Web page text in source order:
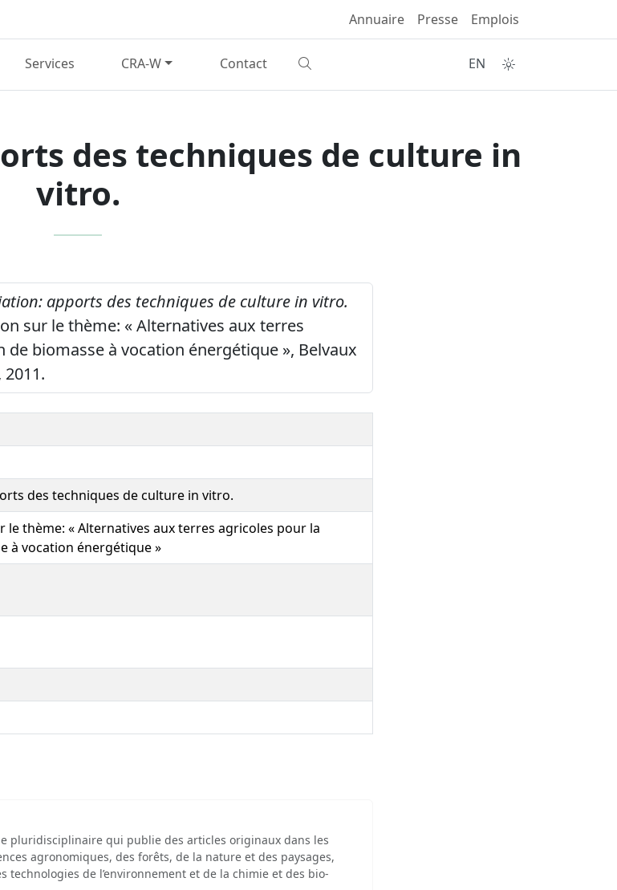
Annuaire Presse Emplois
Services CRA-W Contact EN
des techniques de culture in
vitro.
apports des techniques de culture in vitro.
sur le thème: « Alternatives aux terres
biomasse à vocation énergétique », Belvaux
des techniques de culture in vitro.
le thème: « Alternatives aux terres agricoles pour la
à vocation énergétique »
pluridisciplinaire qui publie des articles originaux dans les
agronomiques, des forêts, de la nature et des paysages,
technologies de l’environnement et de la chimie et des bio-